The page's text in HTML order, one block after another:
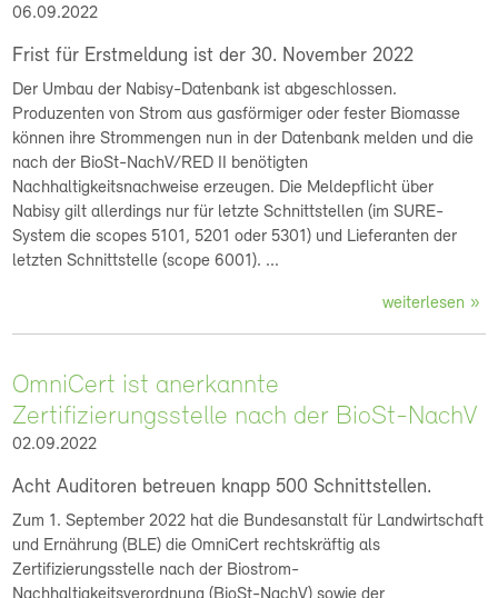
06.09.2022
Frist für Erstmeldung ist der 30. November 2022
Der Umbau der Nabisy-Datenbank ist abgeschlossen.
Produzenten von Strom aus gasförmiger oder fester Biomasse
können ihre Strommengen nun in der Datenbank melden und die
nach der BioSt-NachV/RED II benötigten
Nachhaltigkeitsnachweise erzeugen. Die Meldepflicht über
Nabisy gilt allerdings nur für letzte Schnittstellen (im SURE-
System die scopes 5101, 5201 oder 5301) und Lieferanten der
letzten Schnittstelle (scope 6001). ...
weiterlesen
OmniCert ist anerkannte
Zertifizierungsstelle nach der BioSt-NachV
02.09.2022
Acht Auditoren betreuen knapp 500 Schnittstellen.
Zum 1. September 2022 hat die Bundesanstalt für Landwirtschaft
und Ernährung (BLE) die OmniCert rechtskräftig als
Zertifizierungsstelle nach der Biostrom-